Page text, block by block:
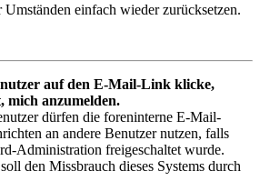
Umständen einfach wieder zurücksetzen.
auf den E-Mail-Link klicke,
mich anzumelden.
dürfen die foreninterne E-Mail-
an andere Benutzer nutzen, falls
Administration freigeschaltet wurde.
den Missbrauch dieses Systems durch